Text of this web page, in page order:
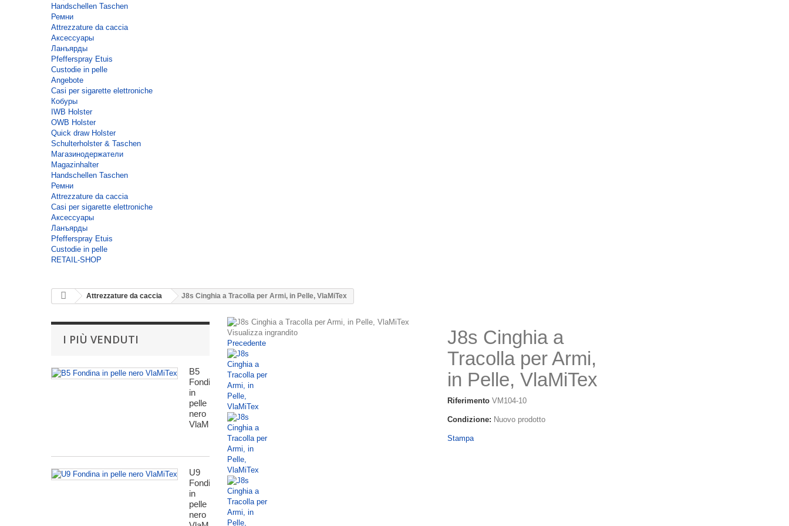
Handschellen Taschen
Ремни
Attrezzature da caccia
Аксессуары
Ланъярды
Pfefferspray Etuis
Custodie in pelle
Angebote
Casi per sigarette elettroniche
Кобуры
IWB Holster
OWB Holster
Quick draw Holster
Schulterholster & Taschen
Магазинодержатели
Magazinhalter
Handschellen Taschen
Ремни
Attrezzature da caccia
Casi per sigarette elettroniche
Аксессуары
Ланъярды
Pfefferspray Etuis
Custodie in pelle
RETAIL-SHOP
Attrezzature da caccia J8s Cinghia a Tracolla per Armi, in Pelle, VlaMiTex
I PIÙ VENDUTI
B5
Fondina
in
pelle
nero
VlaMiTex
U9
Fondina
in
pelle
nero
Visualizza ingrandito
Precedente
J8s Cinghia a
Tracolla per Armi,
in Pelle, VlaMiTex
Riferimento VM104-10
Condizione: Nuovo prodotto
Stampa